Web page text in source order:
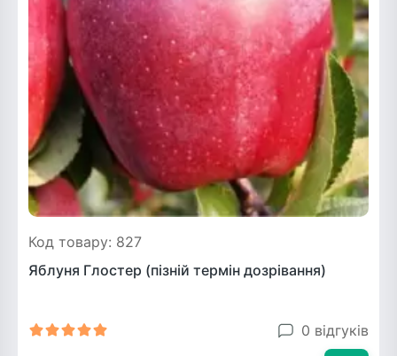
Код товару: 827
Яблуня Глостер (пізній термін дозрівання)
0 відгуків